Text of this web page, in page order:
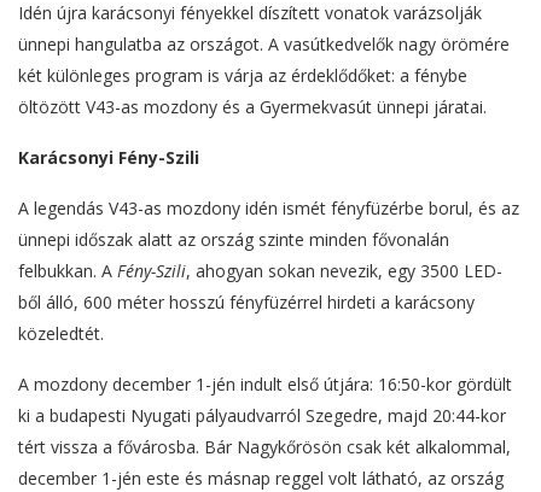
Idén újra karácsonyi fényekkel díszített vonatok varázsolják
ünnepi hangulatba az országot. A vasútkedvelők nagy örömére
két különleges program is várja az érdeklődőket: a fénybe
öltözött V43-as mozdony és a Gyermekvasút ünnepi járatai.
Karácsonyi Fény-Szili
A legendás V43-as mozdony idén ismét fényfüzérbe borul, és az
ünnepi időszak alatt az ország szinte minden fővonalán
felbukkan. A Fény-Szili, ahogyan sokan nevezik, egy 3500 LED-
ből álló, 600 méter hosszú fényfüzérrel hirdeti a karácsony
közeledtét.
A mozdony december 1-jén indult első útjára: 16:50-kor gördült
ki a budapesti Nyugati pályaudvarról Szegedre, majd 20:44-kor
tért vissza a fővárosba. Bár Nagykőrösön csak két alkalommal,
december 1-jén este és másnap reggel volt látható, az ország